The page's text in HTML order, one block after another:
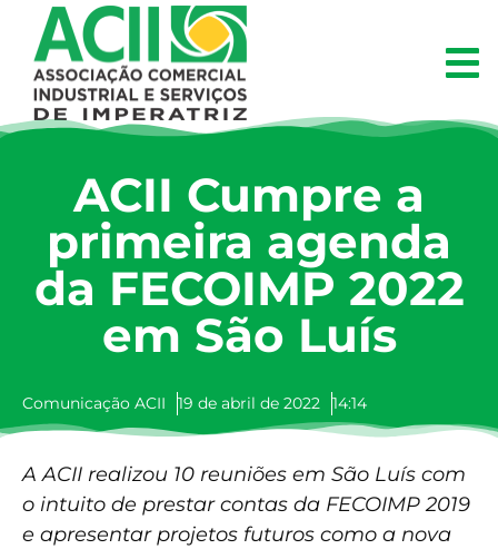
ACII Cumpre a
primeira agenda
da FECOIMP 2022
em São Luís
Comunicação ACII 19 de abril de 2022 14:14
A ACII realizou 10 reuniões em São Luís com
o intuito de prestar contas da FECOIMP 2019
e apresentar projetos futuros como a nova